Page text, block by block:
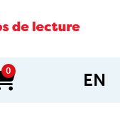
0
in cart EN